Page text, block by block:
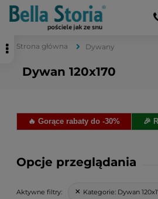
Strona główna Dywany
Dywan 120x170
🔥 Gorące rabaty do -30% 🎉
Opcje przeglądania
Aktywne filtry: Kategorie: Dywan